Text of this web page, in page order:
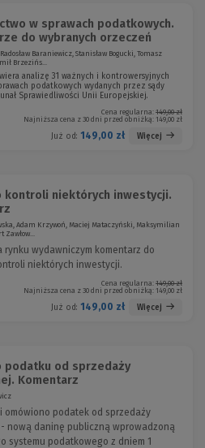
w sprawach podatkowych.
do wybranych orzeczeń
Baraniewicz, Stanisław Bogucki, Tomasz
Brzezińs...
analizę 31 ważnych i kontrowersyjnych
podatkowych wydanych przez sądy
Sprawiedliwości Unii Europejskiej.
Cena regularna: 149,00 zł
Najniższa cena z 30 dni przed obniżką: 149,00 zł
Już od: 149,00 zł Więcej
kontroli niektórych inwestycji.
Adam Krzywoń, Maciej Mataczyński, Maksymilian
Zawłow...
rynku wydawniczym komentarz do
niektórych inwestycji.
Cena regularna: 149,00 zł
Najniższa cena z 30 dni przed obniżką: 149,00 zł
Już od: 149,00 zł Więcej
podatku od sprzedaży
Komentarz
omówiono podatek od sprzedaży
nową daninę publiczną wprowadzoną
systemu podatkowego z dniem 1